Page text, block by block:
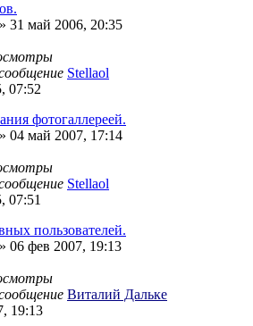
» 31 май 2006, 20:35
Stellaol
07:52
фотогаллереей.
» 04 май 2007, 17:14
Stellaol
07:51
пользователей.
» 06 фев 2007, 19:13
Виталий Дальке
19:13